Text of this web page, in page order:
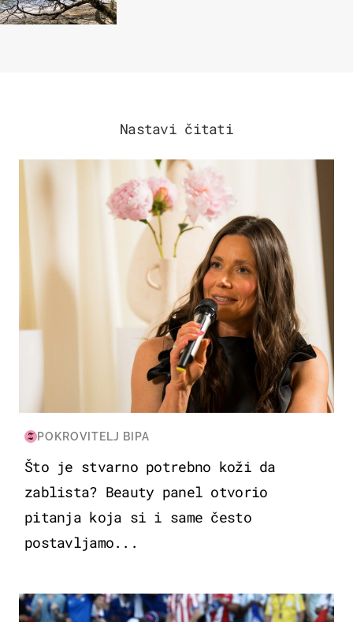
Nastavi čitati
MODA & LJEPOTA
POKROVITELJ BIPA
Što je stvarno potrebno koži da
zablista? Beauty panel otvorio
pitanja koja si i same često
postavljamo...
SVJETSKO PRVENSTVO 2026